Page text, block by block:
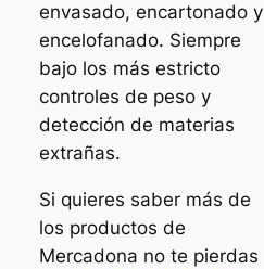
envasado, encartonado y
encelofanado. Siempre
bajo los más estricto
controles de peso y
detección de materias
extrañas.
Si quieres saber más de
los productos de
Mercadona no te pierdas